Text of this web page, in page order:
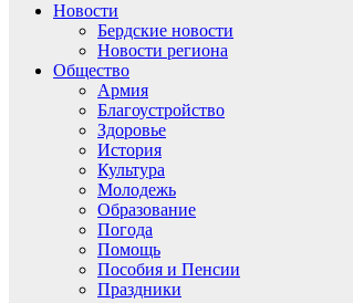
Новости
Бердские новости
Новости региона
Общество
Армия
Благоустройство
Здоровье
История
Культура
Молодежь
Образование
Погода
Помощь
Пособия и Пенсии
Праздники